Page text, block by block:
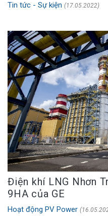
Tin tức - Sự kiện (17.05.2022)
Điện khí LNG Nhơn
9HA của GE
Hoạt động PV Power